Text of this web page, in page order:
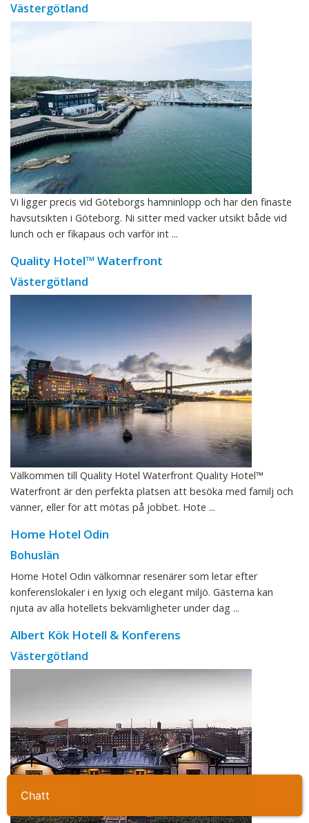
Ta kontakt
Västergötland
Vi ligger precis vid Göteborgs hamninlopp och har den finaste
havsutsikten i Göteborg. Ni sitter med vacker utsikt både vid
lunch och er fikapaus och varför int ...
Quality Hotel™ Waterfront
Västergötland
Välkommen till Quality Hotel Waterfront Quality Hotel™
Waterfront är den perfekta platsen att besöka med familj och
vänner, eller för att mötas på jobbet. Hote ...
Home Hotel Odin
Bohuslän
Home Hotel Odin välkomnar resenärer som letar efter
konferenslokaler i en lyxig och elegant miljö. Gästerna kan
njuta av alla hotellets bekvämligheter under dag ...
Albert Kök Hotell & Konferens
Västergötland